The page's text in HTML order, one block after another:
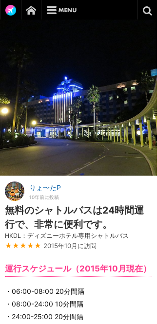
りょ〜たP
10年前に投稿
無料のシャトルバスは24時間運
行で、非常に便利です。
HKDL：ディズニーホテル専用シャトルバス
★★★★★ 2015年10月に訪問
運行スケジュール（2015年10月現在）
・06:00-08:00 20分間隔
・08:00-24:00 10分間隔
・24:00-25:00 20分間隔